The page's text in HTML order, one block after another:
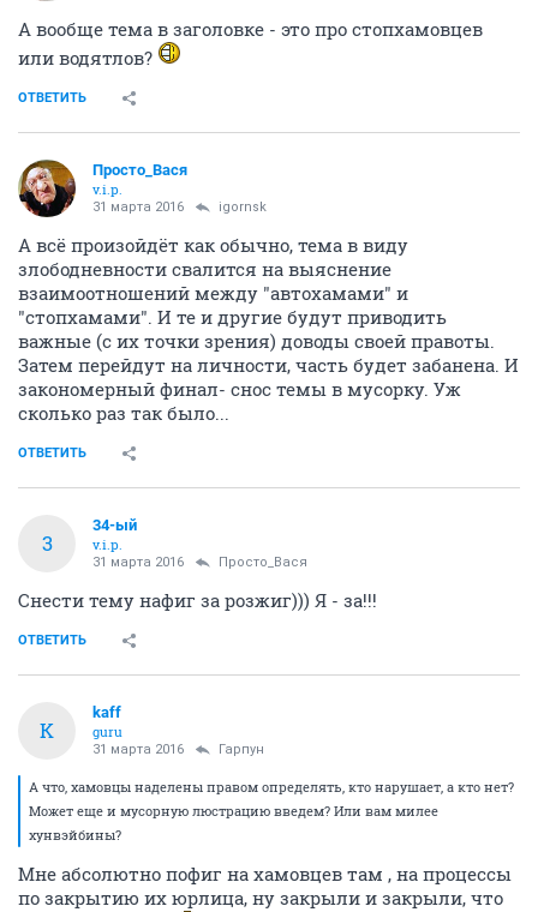
А вообще тема в заголовке - это про стопхамовцев
или водятлов?
ОТВЕТИТЬ
Просто_Вася
v.i.p.
31 марта 2016 igornsk
А всё произойдёт как обычно, тема в виду
злободневности свалится на выяснение
взаимоотношений между "автохамами" и
"стопхамами". И те и другие будут приводить
важные (с их точки зрения) доводы своей правоты.
Затем перейдут на личности, часть будет забанена. И
закономерный финал- снос темы в мусорку. Уж
сколько раз так было...
ОТВЕТИТЬ
3
34-ый
v.i.p.
31 марта 2016 Просто_Вася
Снести тему нафиг за розжиг))) Я - за!!!
ОТВЕТИТЬ
K
kaff
guru
31 марта 2016 Гарпун
А что, хамовцы наделены правом определять, кто нарушает, а кто нет?
Может еще и мусорную люстрацию введем? Или вам милее
хунвэйбины?
Мне абсолютно пофиг на хамовцев там , на процессы
по закрытию их юрлица, ну закрыли и закрыли, что